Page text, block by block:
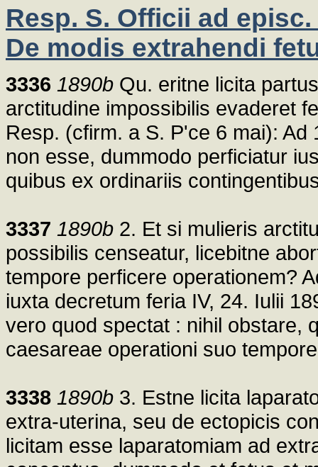
Resp. S. Officii ad
De modis extrahendi
3336 1890b Qu. eritne licita
arctitudine impossibilis evaderet
Resp. (cfirm. a S. P'ce 6 mai):
non esse, dummodo perficiatur
quibus ex ordinariis
3337 1890b 2. Et si mulieris
possibilis censeatur, licebitne
tempore perficere operationem?
iuxta decretum feria IV, 24. Iulii
vero quod spectat : nihil obstare,
caesareae operationi suo
3338 1890b 3. Estne licita
extra-uterina, seu de ectopicis
licitam esse laparatomiam ad